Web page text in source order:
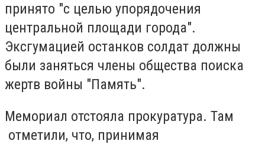
принято "с целью упорядочения
центральной площади города".
Эксгумацией останков солдат должны
были заняться члены общества поиска
жертв войны "Память".
Мемориал отстояла прокуратура. Там
отметили, что, принимая